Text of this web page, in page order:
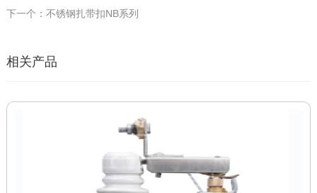
下一个：不锈钢扎带扣NB系列
相关产品